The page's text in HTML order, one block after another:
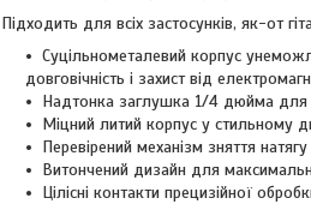
Підходить для всіх застосунків, як-от
Суцільнометалевий корпус
довговічність і захист від
Надтонка заглушка 1/4 дюйма для
Міцний литий корпус у стильному
Перевірений механізм зняття
Витончений дизайн для
Цілісні контакти прецизійної